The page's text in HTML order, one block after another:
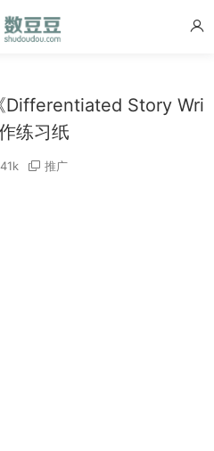
Differentiated Story Wri
练习纸
推广